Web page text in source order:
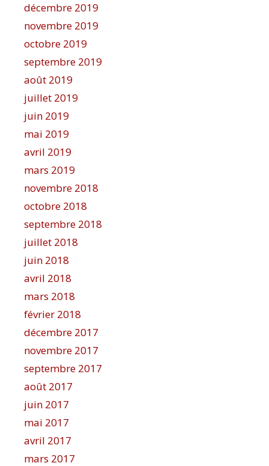
décembre 2019
novembre 2019
octobre 2019
septembre 2019
août 2019
juillet 2019
juin 2019
mai 2019
avril 2019
mars 2019
novembre 2018
octobre 2018
septembre 2018
juillet 2018
juin 2018
avril 2018
mars 2018
février 2018
décembre 2017
novembre 2017
septembre 2017
août 2017
juin 2017
mai 2017
avril 2017
mars 2017